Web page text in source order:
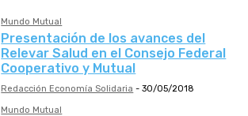
Mundo Mutual
Presentación de los avances del
Relevar Salud en el Consejo Federal
Cooperativo y Mutual
Redacción Economía Solidaria - 30/05/2018
Mundo Mutual